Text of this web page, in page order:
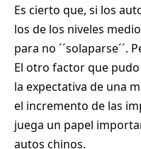
Es cierto que, si los
los de los niveles
para no ´´solaparse´´.
El otro factor que
la expectativa de una
el incremento de las
juega un papel
autos chinos.